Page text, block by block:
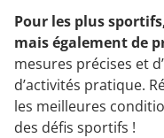
Pour les plus
mais également de
mesures précises et
d’activités pratique.
les meilleures
des défis sportifs !